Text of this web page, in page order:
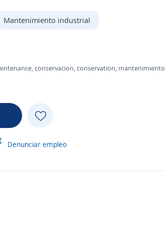
Mantenimiento industrial
conservacion, conservation, mantenimiento
Denunciar empleo